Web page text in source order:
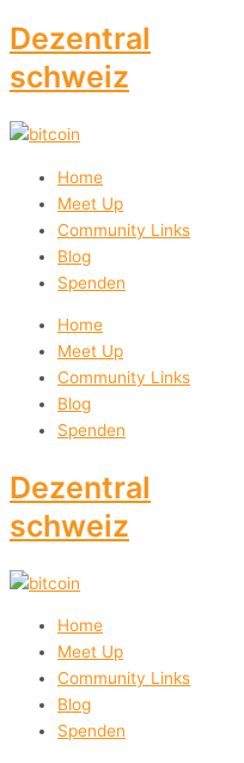
Dezentral
schweiz
Home
Meet Up
Community Links
Blog
Spenden
Home
Meet Up
Community Links
Blog
Spenden
Dezentral
schweiz
Home
Meet Up
Community Links
Blog
Spenden